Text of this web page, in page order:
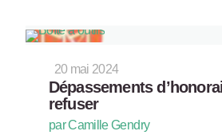
20 mai 2024
Dépassements
refuser
par Camille Gendry